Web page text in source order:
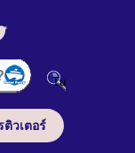
ติวเตอร์